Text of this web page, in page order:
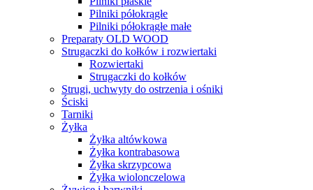
Pilniki półokrągłe
Pilniki półokrągłe małe
Preparaty OLD WOOD
Strugaczki do kołków i rozwiertaki
Rozwiertaki
Strugaczki do kołków
Strugi, uchwyty do ostrzenia i ośniki
Ściski
Tarniki
Żyłka
Żyłka altówkowa
Żyłka kontrabasowa
Żyłka skrzypcowa
Żyłka wiolonczelowa